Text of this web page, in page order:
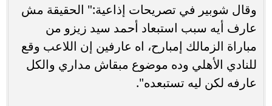
وقال شوبير في تصريحات إذاعية:" الحقيقة مش
عارف أيه سبب استبعاد أحمد سيد زيزو من
مباراة الزمالك إمبارح، اه عارفين إن اللاعب وقع
للنادي الأهلي وده موضوع مبقاش مداري والكل
عارفه لكن ليه تستبعده".